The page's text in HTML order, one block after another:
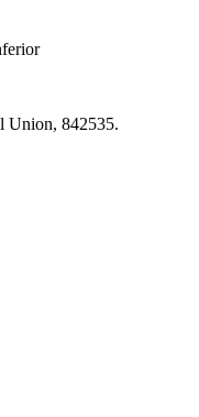
Union, 842535.